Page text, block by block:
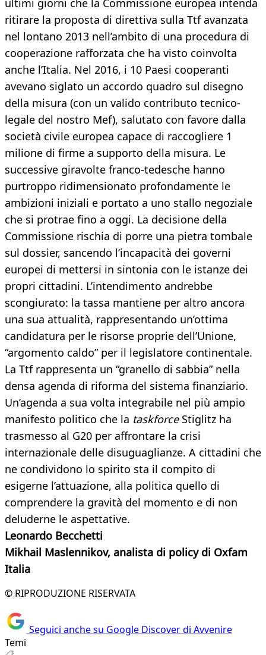
ultimi giorni che la Commissione europea intenda
ritirare la proposta di direttiva sulla Ttf avanzata
nel lontano 2013 nell’ambito di una procedura di
cooperazione rafforzata che ha visto coinvolta
anche l’Italia. Nel 2016, i 10 Paesi cooperanti
avevano siglato un accordo quadro sul disegno
della misura (con un valido contributo tecnico-
legale del nostro Mef), salutato con favore dalla
società civile europea capace di raccogliere 1
milione di firme a supporto della misura. Le
successive giravolte franco-tedesche hanno
purtroppo ridimensionato profondamente le
ambizioni iniziali e portato a uno stallo negoziale
che si protrae fino a oggi. La decisione della
Commissione rischia di porre una pietra tombale
sul dossier, sancendo l’incapacità dei governi
europei di mettersi in sintonia con le istanze dei
propri cittadini. L’intendimento andrebbe
scongiurato: la tassa mantiene per altro ancora
una sua attualità, rappresentando un’ottima
candidatura per le risorse proprie dell’Unione,
“argomento caldo” per il legislatore continentale.
La Ttf rappresenta un “granello di sabbia” nella
densa agenda di riforma del sistema finanziario.
Un’agenda a sua volta integrabile nel più ampio
manifesto politico che la taskforce Stiglitz ha
trasmesso al G20 per affrontare la crisi
internazionale delle disuguaglianze. A cittadini che
ne condividono lo spirito sta il compito di
esigerne l’attuazione, alla politica quello di
comprendere la gravità del momento e di non
deluderne le aspettative.
Leonardo Becchetti
Mikhail Maslennikov, analista di policy di Oxfam
Italia
© RIPRODUZIONE RISERVATA
Seguici anche su Google Discover di Avvenire
Temi